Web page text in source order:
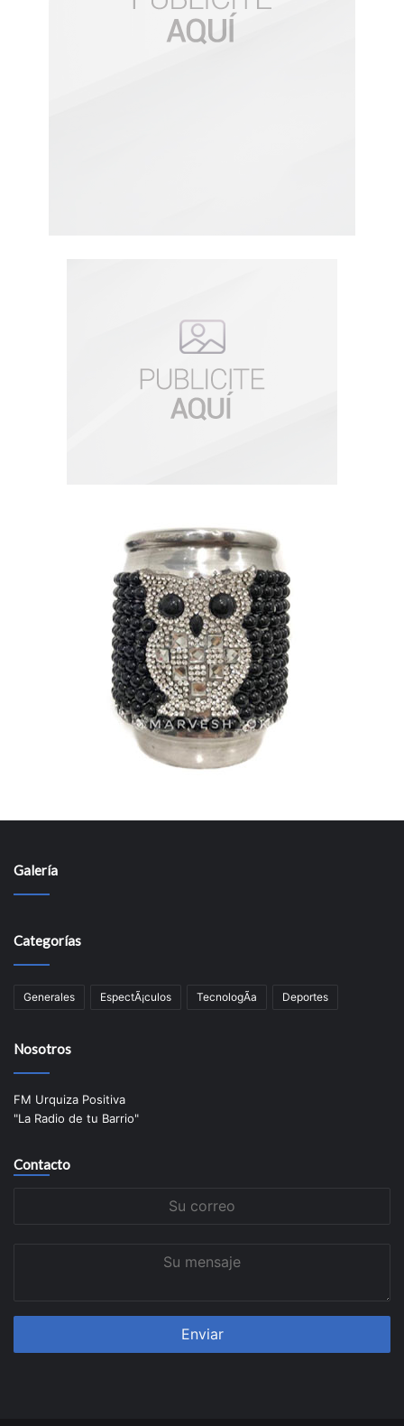
Galería
Categorías
Generales EspectÃ¡culos TecnologÃ­a Deportes
Nosotros
FM Urquiza Positiva
"La Radio de tu Barrio"
Contacto